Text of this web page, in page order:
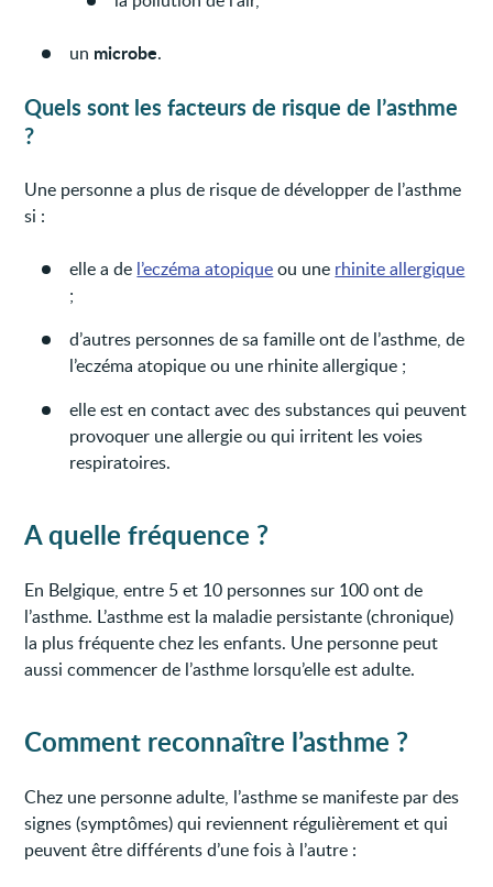
un microbe.
Quels sont les facteurs de risque de l’asthme
?
Une personne a plus de risque de développer de l’asthme
si :
elle a de l’eczéma atopiqueou une rhinite allergique
;
d’autres personnes de sa famille ont de l’asthme, de
l’eczéma atopique ou une rhinite allergique ;
elle est en contact avec des substances qui peuvent
provoquer une allergie ou qui irritent les voies
respiratoires.
A quelle fréquence ?
En Belgique, entre 5 et 10 personnes sur 100 ont de
l’asthme. L’asthme est la maladie persistante (chronique)
la plus fréquente chez les enfants. Une personne peut
aussi commencer de l’asthme lorsqu’elle est adulte.
Comment reconnaître l’asthme ?
Chez une personne adulte, l’asthme se manifeste par des
signes (symptômes) qui reviennent régulièrement et qui
peuvent être différents d’une fois à l’autre :